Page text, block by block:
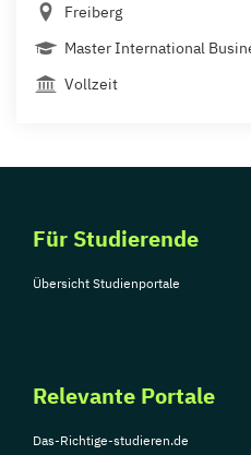
Freiberg
Master International
Vollzeit
Für Studierende
Übersicht Studienportale
Relevante Portale
Das-Richtige-studieren.de